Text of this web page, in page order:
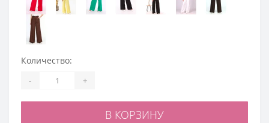
Количество:
- +
В КОРЗИНУ